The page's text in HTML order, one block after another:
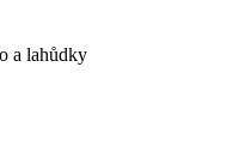
a lahůdky